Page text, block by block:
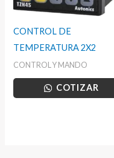
CONTROL DE
TEMPERATURA 2X2
CONTROL Y MANDO
COTIZAR